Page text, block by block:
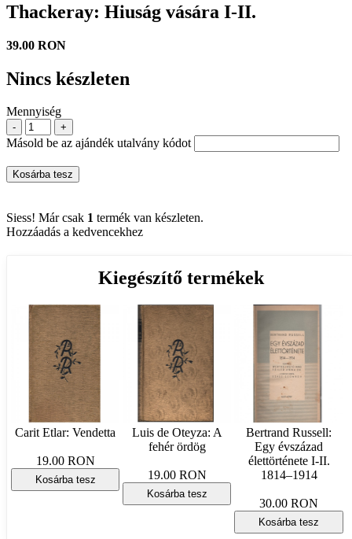
Thackeray: Hiuság vására I-II.
39.00 RON
Nincs készleten
Mennyiség
- +
Másold be az ajándék utalvány kódot
Kosárba tesz
Siess! Már csak 1 termék van készleten.
Hozzáadás a kedvencekhez
Kiegészítő termékek
Carit Etlar: Vendetta
19.00 RON
Kosárba tesz
Luis de Oteyza: A
fehér ördög
19.00 RON
Kosárba tesz
Bertrand Russell:
Egy évszázad
élettörténete I-II.
1814–1914
30.00 RON
Kosárba tesz